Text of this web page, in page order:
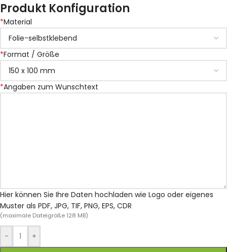
Produkt Konfiguration
*Material
*Format / Größe
*Angaben zum Wunschtext
Hier können Sie Ihre Daten hochladen wie Logo oder eigenes
Muster als PDF, JPG, TIF, PNG, EPS, CDR
(maximale Dateigröße 128 MB)
- +